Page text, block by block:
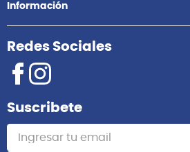
Información
Redes Sociales
Suscribete